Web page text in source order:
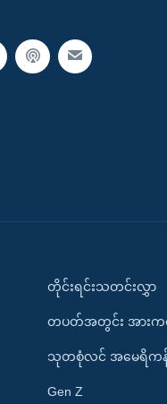
တိုင်းရင်းသတင်းလွှာ
တပတ်အတွင်း အားကစ
သုတစုံလင် အမေရိက
Gen Z